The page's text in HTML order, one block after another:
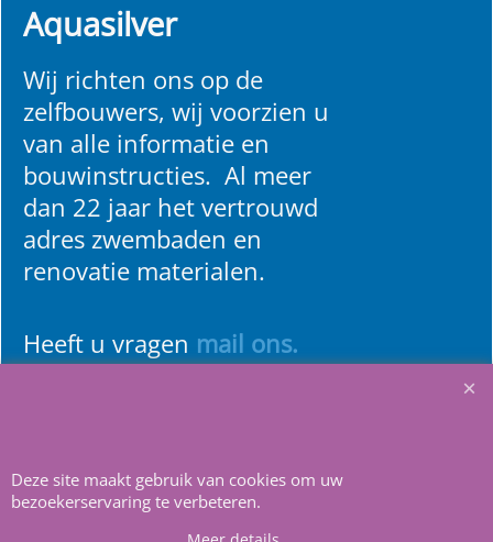
Aquasilver
Wij richten ons op de
zelfbouwers, wij voorzien u
van alle informatie en
bouwinstructies. Al meer
dan 22 jaar het vertrouwd
adres zwembaden en
renovatie materialen.
Heeft u vragen mail ons.
ShopFactory webwinkel
Deze site maakt gebruik van cookies om uw
bezoekerservaring te verbeteren.